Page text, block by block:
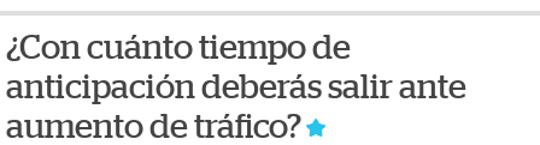
¿Con cuánto tiempo de
anticipación deberás salir ante
aumento de tráfico?